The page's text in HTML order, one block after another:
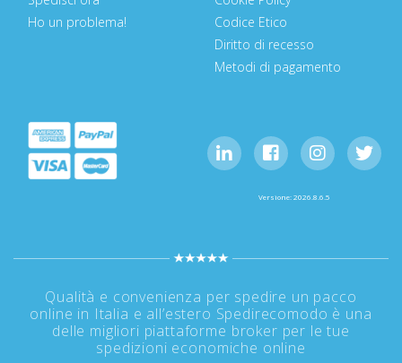
Ho un problema!
Codice Etico
Diritto di recesso
Metodi di pagamento
Versione: 2026.8.6.5
Qualità e convenienza per spedire un pacco
online in Italia e all’estero Spedirecomodo è una
delle migliori piattaforme broker per le tue
spedizioni economiche online